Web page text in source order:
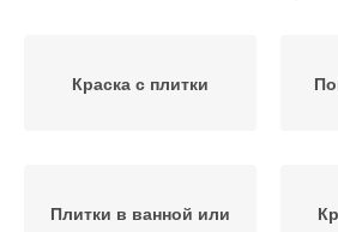
Краска с плитки
Плитки в ванной или